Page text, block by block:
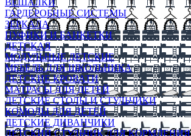
ВЕШАЛКИ
ГАРДЕРОБНЫЕ СИСТЕМЫ
ЗЕРКАЛА
ПУФИКИ И БАНКЕТКИ
ДЕТСКАЯ
МОДУЛЬНЫЕ ДЕТСКИЕ
МЕБЕЛЬ ДЛЯ ШКОЛЬНИКА
ДЕТСКИЕ КРОВАТИ
МАТРАСЫ ДЛЯ ДЕТЕЙ
ДЕТСКИЕ СТОЛЫ И СТУЛЬЧИКИ
КОМОДЫ ДЛЯ ДЕТЕЙ
ДЕТСКИЕ ДИВАНЧИКИ
ДЕТСКИЙ СТУЛЬЧИК ДЛЯ КОРМЛЕНИЯ